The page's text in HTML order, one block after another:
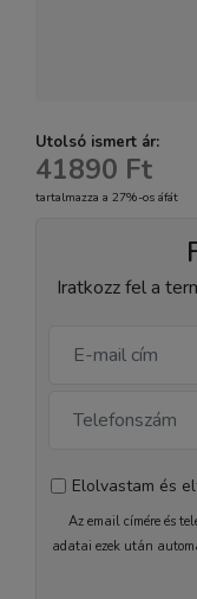
Utolsó ismert ár:
41890 Ft
tartalmazza a 27%-os áfát
Iratkozz fel a
Elolvastam és
Az email címére és
adatai ezek után